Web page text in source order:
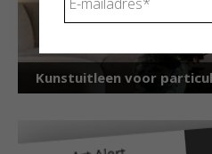
Kunstuitleen voor
mailadres *